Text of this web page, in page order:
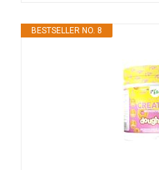
BESTSELLER NO. 8